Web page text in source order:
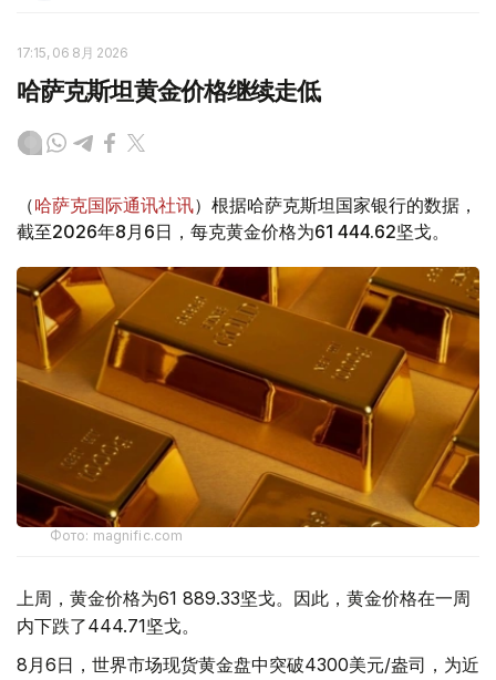
17:15, 06 8月 2026
哈萨克斯坦黄金价格继续走低
（哈萨克国际通讯社讯）根据哈萨克斯坦国家银行的数据，
截至2026年8月6日，每克黄金价格为61 444.62坚戈。
Фото: magnific.com
上周，黄金价格为61 889.33坚戈。因此，黄金价格在一周
内下跌了444.71坚戈。
8月6日，世界市场现货黄金盘中突破4300美元/盎司，为近